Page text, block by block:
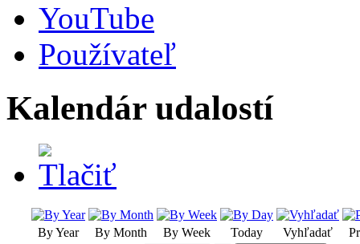
YouTube
Používateľ
Kalendár udalostí
By Year By Month By Week Today Vyhľadať